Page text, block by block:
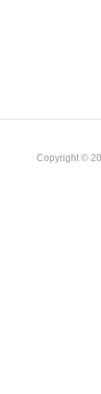
Copyright ©